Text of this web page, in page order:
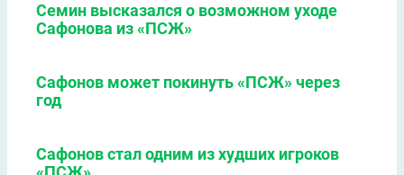
Семин высказался о возможном уходе
Сафонова из «ПСЖ»
Сафонов может покинуть «ПСЖ» через
год
Сафонов стал одним из худших игроков